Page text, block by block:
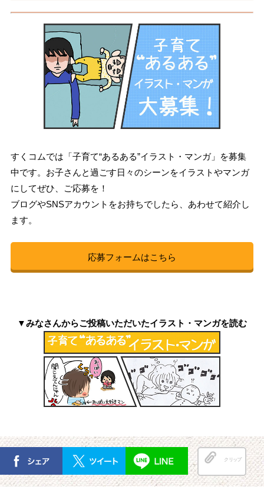
すくコムでは「子育て“あるある”イラスト・マンガ」を募集
中です。お子さんと過ごす日々のシーンをイラストやマンガ
にしてぜひ、ご応募を！
ブログやSNSアカウントをお持ちでしたら、あわせて紹介し
ます。
応募フォームはこちら
▼みなさんからご投稿いただいたイラスト・マンガを読む
クリップ